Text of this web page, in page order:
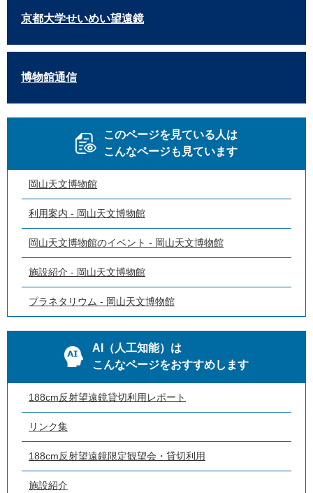
京都大学せいめい望遠鏡
博物館通信
このページを見ている人は
こんなページも見ています
岡山天文博物館
利用案内 - 岡山天文博物館
岡山天文博物館のイベント - 岡山天文博物館
施設紹介 - 岡山天文博物館
プラネタリウム - 岡山天文博物館
AI（人工知能）は
こんなページをおすすめします
188cm反射望遠鏡貸切利用レポート
リンク集
188cm反射望遠鏡限定観望会・貸切利用
施設紹介